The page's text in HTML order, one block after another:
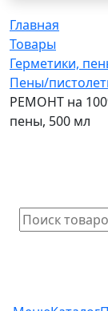
Главная
Товары
Герметики,
Пены/
РЕМОНТ на
пены, 500 мл